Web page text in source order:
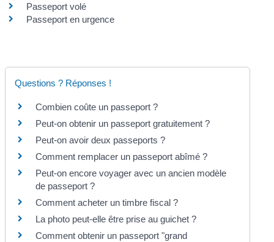
Passeport volé
Passeport en urgence
Questions ? Réponses !
Combien coûte un passeport ?
Peut-on obtenir un passeport gratuitement ?
Peut-on avoir deux passeports ?
Comment remplacer un passeport abîmé ?
Peut-on encore voyager avec un ancien modèle
de passeport ?
Comment acheter un timbre fiscal ?
La photo peut-elle être prise au guichet ?
Comment obtenir un passeport "grand